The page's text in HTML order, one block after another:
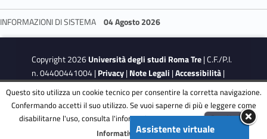
INFORMAZIONI DI SISTEMA 04 Agosto 2026
Copyright 2026Università degli studi Roma Tre| C.F./P.I.
n. 04400441004 |Privacy|Note Legali |Accessibilità|
Obiettivi di accessibilità
| Dichiarazione di accessibilità
Assistente virtuale
This site is protected by reCAPTCHA and the GooglePrivacy
Terms of Serviceapply.
Questo sito utilizza un cookie tecnico per consentire la corretta navigazione.
Confermando accetti il suo utilizzo. Se vuoi saperne di più e leggere come
disabilitarne l'uso, consulta l'informativa estesa.ENG
Accetta
Informativa completa